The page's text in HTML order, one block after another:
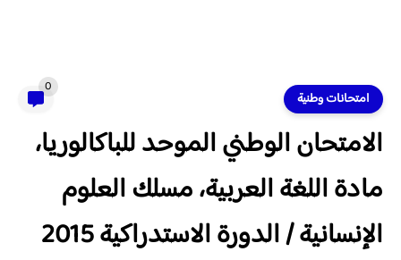
امتحانات وطنية
0
الامتحان الوطني الموحد للباكالوريا،
مادة اللغة العربية، مسلك العلوم
الإنسانية / الدورة الاستدراكية 2015